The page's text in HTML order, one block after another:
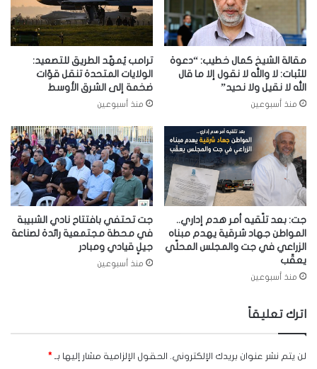
مقالة الشيخ كمال خطيب: “دعوة
للثبات: لا والله لا نقول إلا ما قال
الله لا نقيل ولا نحيد”
منذ أسبوعين
ترامب يُمهّد الطريق للتصعيد:
الولايات المتحدة تنقل قوّات
ضخمة إلى الشرق الأوسط
منذ أسبوعين
جت: بعد تلّقيه أمر هدم إداري..
المواطن جهاد شرقية يهدم مبناه
الزراعي في جت والمجلس المحلّي
يعقّب
منذ أسبوعين
جت تحتفي بافتتاح نادي الشبيبة
في محطة مجتمعية رائدة لصناعة
جيلٍ قيادي ومبادر
منذ أسبوعين
اترك تعليقاً
لن يتم نشر عنوان بريدك الإلكتروني. الحقول الإلزامية مشار إليها بـ *